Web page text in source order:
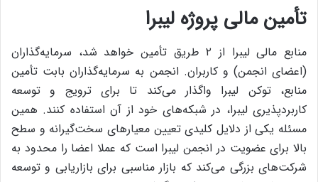
تأمین مالی پروژه لیبرا
منابع مالی لیبرا از ۲ طریق تأمین خواهد شد، سرمایه‌گذاران
(اعضای انجمن) و کاربران. انجمن به سرمایه‌گذاران بابت تأمین
منابع، توکن لیبرا واگذار می‌کند تا برای ترویج و توسعه
کاربردپذیری لیبرا، در شبکه‌های خود از آن استفاده کنند. همین
مسئله یکی از دلایل کلیدی تعیین معیارهای سخت‌گیرانه و سطح
بالا برای عضویت در انجمن لیبرا است که عملا اعضا را محدود به
شرکت‌های بزرگی می‌کند که بازار مناسبی برای بازاریابی و توسعه